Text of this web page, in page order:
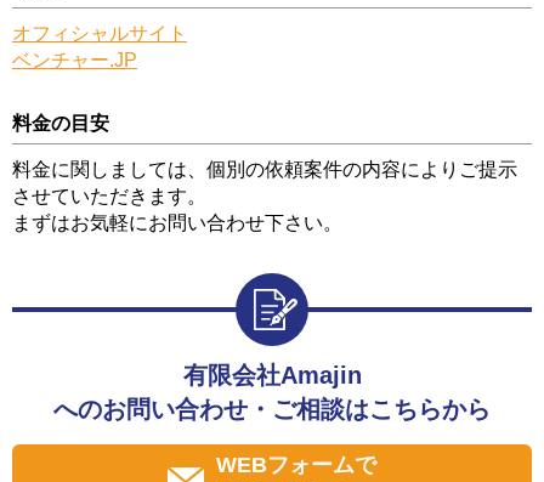
オフィシャルサイト
ベンチャー.JP
料金の目安
料金に関しましては、個別の依頼案件の内容によりご提示
させていただきます。
まずはお気軽にお問い合わせ下さい。
有限会社Amajin
へのお問い合わせ・ご相談はこちらから
WEBフォームで